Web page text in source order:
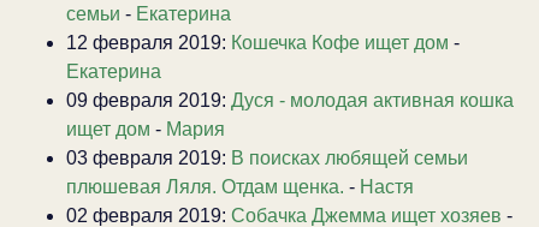
семьи - Екатерина
12 февраля 2019: Кошечка Кофе ищет дом -
Екатерина
09 февраля 2019: Дуся - молодая активная кошка
ищет дом - Мария
03 февраля 2019: В поисках любящей семьи
плюшевая Ляля. Отдам щенка. - Настя
02 февраля 2019: Собачка Джемма ищет хозяев -